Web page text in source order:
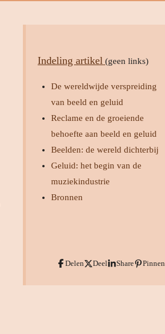
Indeling artikel (geen links)
De wereldwijde verspreiding
van beeld en geluid
Reclame en de groeiende
behoefte aan beeld en geluid
Beelden: de wereld dichterbij
Geluid: het begin van de
muziekindustrie
Bronnen
Delen Deel Share Pinnen